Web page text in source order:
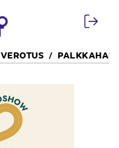
VEROTUS